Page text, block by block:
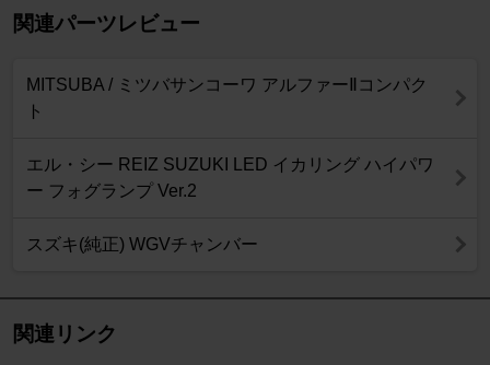
関連パーツレビュー
MITSUBA / ミツバサンコーワ アルファーⅡコンパク
ト
エル・シー REIZ SUZUKI LED イカリング ハイパワ
ー フォグランプ Ver.2
スズキ(純正) WGVチャンバー
関連リンク